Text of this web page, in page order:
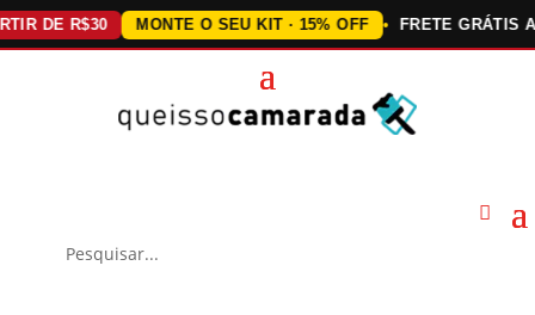
R$30 MONTE O SEU KIT · 15% OFF FRETE GRÁTIS